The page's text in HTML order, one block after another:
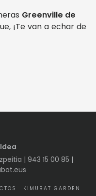
Greenville de
¡Te van a echar de
| 943 15 00 85 |
KIMUBAT GARDEN